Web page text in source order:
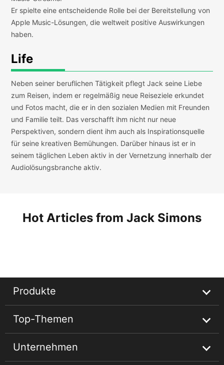
Er spielte eine entscheidende Rolle bei der Bereitstellung von
Apple Music-Lösungen, die weltweit positive Auswirkungen
haben.
Life
Neben seiner beruflichen Tätigkeit pflegt Jack seine Liebe
zum Reisen, indem er regelmäßig neue Reiseziele erkundet
und Fotos macht, die er in den sozialen Medien mit Freunden
und Familie teilt. Das verschafft ihm nicht nur neue
Perspektiven, sondern dient ihm auch als Inspirationsquelle
für seine kreativen Bemühungen. Darüber hinaus ist er in
seinem täglichen Leben aktiv in der Vernetzung innerhalb der
Audiolösungsbranche aktiv.
Hot Articles from Jack Simons
Produkte
Streaming Audio Recorder
Top-Themen
Spotify-Musik-Tipps
Unternehmen